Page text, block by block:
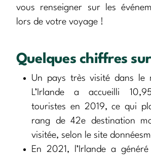
vous renseigner sur les
lors de votre voyage !
Quelques chiffres
Un pays très visité dans le
L’Irlande a accueilli
touristes en 2019, ce qui
rang de 42e destination
visitée, selon le site
En 2021, l’Irlande a